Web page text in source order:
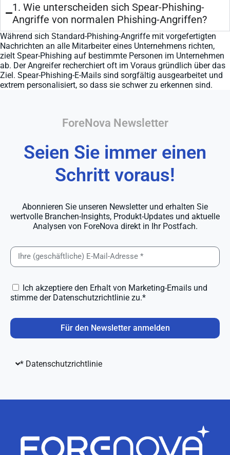
1. Wie unterscheiden sich Spear-Phishing-
Angriffe von normalen Phishing-Angriffen?
Während sich Standard-Phishing-Angriffe mit vorgefertigten
Nachrichten an alle Mitarbeiter eines Unternehmens richten,
zielt Spear-Phishing auf bestimmte Personen im Unternehmen
ab. Der Angreifer recherchiert oft im Voraus gründlich über das
Ziel. Spear-Phishing-E-Mails sind sorgfältig ausgearbeitet und
extrem personalisiert, so dass sie schwer zu erkennen sind.
ForeNova Newsletter
Seien Sie immer einen
Schritt voraus!
Abonnieren Sie unseren Newsletter und erhalten Sie
wertvolle Branchen-Insights, Produkt-Updates und aktuelle
Analysen von ForeNova direkt in Ihr Postfach.
Ich akzeptiere den Erhalt von Marketing-Emails und
stimme der Datenschutzrichtlinie zu.*
Für den Newsletter anmelden
* Datenschutzrichtlinie